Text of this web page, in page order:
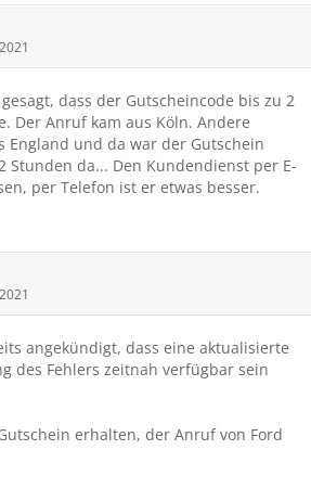
dass der Gutscheincode bis zu 2
Der Anruf kam aus Köln. Andere
England und da war der Gutschein
Stunden da... Den Kundendienst per E-
per Telefon ist er etwas besser.
angekündigt, dass eine aktualisierte
des Fehlers zeitnah verfügbar sein
erhalten, der Anruf von Ford